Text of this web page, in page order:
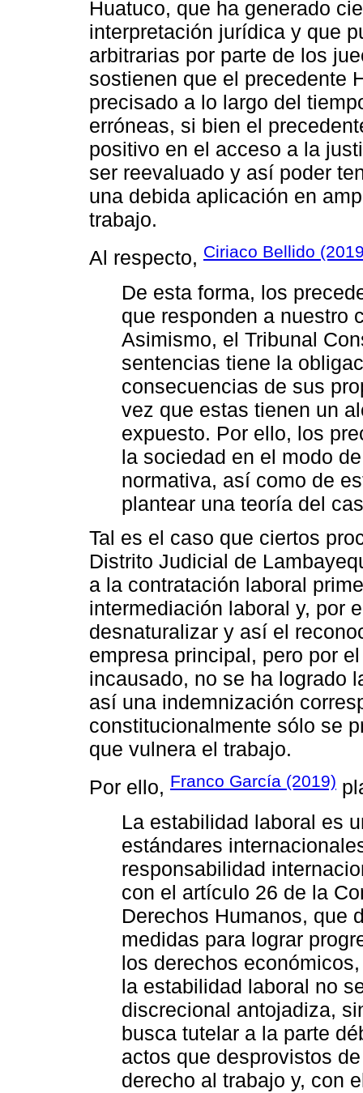
Huatuco, que ha generado
interpretación jurídica y que
arbitrarias por parte de los
sostienen que el precedente
precisado a lo largo del
erróneas, si bien el
positivo en el acceso a la
ser reevaluado y así poder
una debida aplicación en
trabajo.
Al respecto, Ciriaco Bellido
De esta forma, los
que responden a nuestro
Asimismo, el Tribunal
sentencias tiene la
consecuencias de sus
vez que estas tienen un
expuesto. Por ello, los
la sociedad en el modo
normativa, así como de
plantear una teoría del
Tal es el caso que ciertos
Distrito Judicial de
a la contratación laboral
intermediación laboral y, por
desnaturalizar y así el
empresa principal, pero por
incausado, no se ha logrado
así una indemnización
constitucionalmente sólo se
que vulnera el trabajo.
Por ello, Franco García (2019)
La estabilidad laboral es
estándares
responsabilidad
con el artículo 26 de la
Derechos Humanos, que
medidas para lograr
los derechos
la estabilidad laboral no
discrecional antojadiza,
busca tutelar a la parte
actos que desprovistos
derecho al trabajo y, con